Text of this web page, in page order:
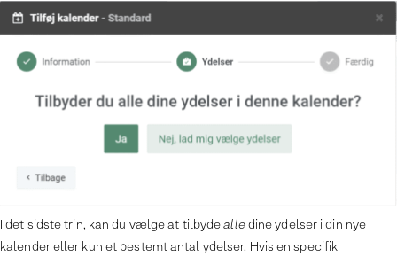
I det sidste trin, kan du vælge at tilbydealledine ydelser i din nye
kalender eller kun et bestemt antal ydelser. Hvis en specifik